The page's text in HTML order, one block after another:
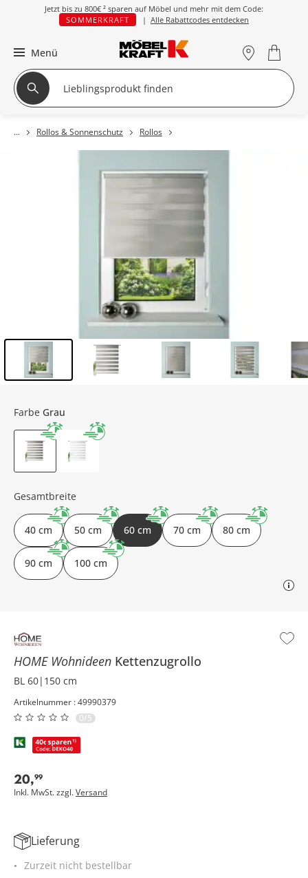
Jetzt bis zu 800€ ² sparen auf Möbel und mehr mit dem Code:
SOMMERKRAFT
| Alle Rabattcodes entdecken
Menü
Rollos & Sonnenschutz Rollos
HOME Wohnideen Kettenzugrollo
BL 60|150 cm
Artikelnummer : 49990379
0/5
20,99
Inkl. MwSt. zzgl.Versand
Farbe Grau
Gesamtbreite
40 cm 50 cm 60 cm 70 cm 80 cm
90 cm 100 cm
Lieferung
Zurzeit nicht bestellbar